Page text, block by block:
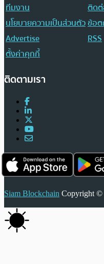
ทีมงาน
ติดต่
นโยบายความเป็นส่วนตัวข้อต
Advertise
RSS
ตั้งค่าคุกกี้
ติดตามเรา
Siam Blockchain Copyright ©